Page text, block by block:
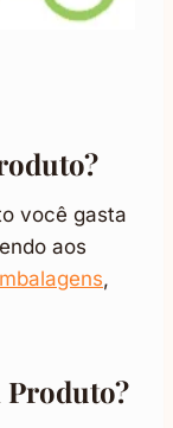
você gasta
aos
,
Produto?